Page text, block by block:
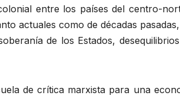
entre los países del centro-
actuales como de décadas
de los Estados,
de crítica marxista para una